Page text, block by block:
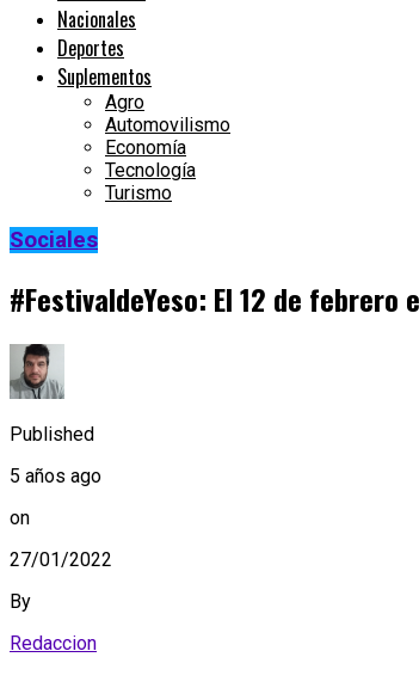
Nacionales
Deportes
Suplementos
Agro
Automovilismo
Economía
Tecnología
Turismo
Sociales
#FestivaldeYeso: El 12 de
Published
5 años ago
on
27/01/2022
By
Redaccion